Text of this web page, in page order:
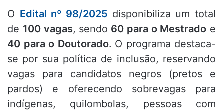
O Edital nº 98/2025 disponibiliza um total
de 100 vagas, sendo 60 para o Mestrado e
40 para o Doutorado. O programa destaca-
se por sua política de inclusão, reservando
vagas para candidatos negros (pretos e
pardos) e oferecendo sobrevagas para
indígenas, quilombolas, pessoas com